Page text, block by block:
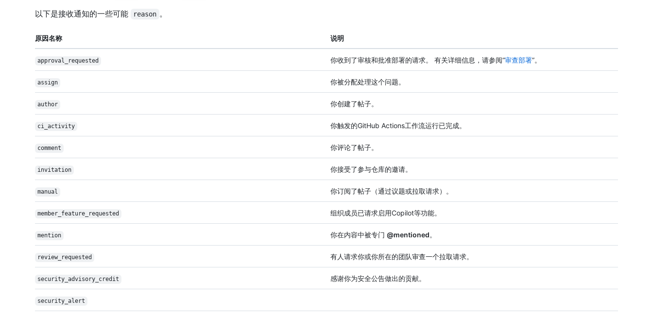
以下是接收通知的一些可能
reason 。
原因名称 说明
approval_requested 你收到了审核和批准部署的请求。 有关详细信息，请参阅“审查部署”。
assign 你被分配处理这个问题。
author 你创建了帖子。
ci_activity 你触发的GitHub Actions工作流运行已完成。
comment 你评论了帖子。
invitation 你接受了参与仓库的邀请。
manual 你订阅了帖子（通过议题或拉取请求）。
member_feature_ requested 组织成员已请求启用Copilot等功能。
mention 你在内容中被专门 @mentioned。
review_requested 有人请求你或你所在的团队审查一个拉取请求。
security_advisory_ credit 感谢你为安全公告做出的贡献。
security_alert